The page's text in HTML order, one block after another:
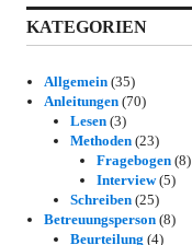
KATEGORIEN
Allgemein (35)
Anleitungen (70)
Lesen (3)
Methoden (23)
Fragebogen (8)
Interview(5)
Schreiben (25)
Betreuungsperson (8)
Beurteilung (4)